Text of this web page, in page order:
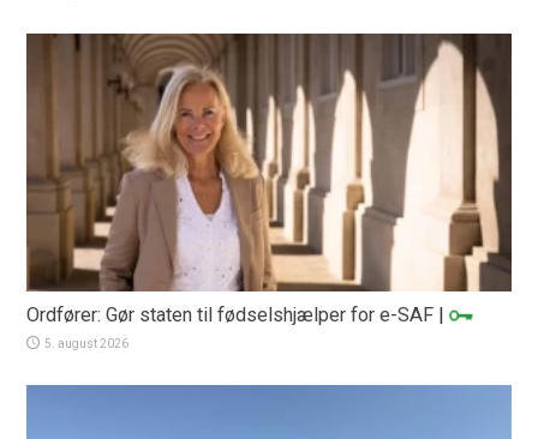
Ordfører: Gør staten til fødselshjælper for e-SAF |
5. august 2026